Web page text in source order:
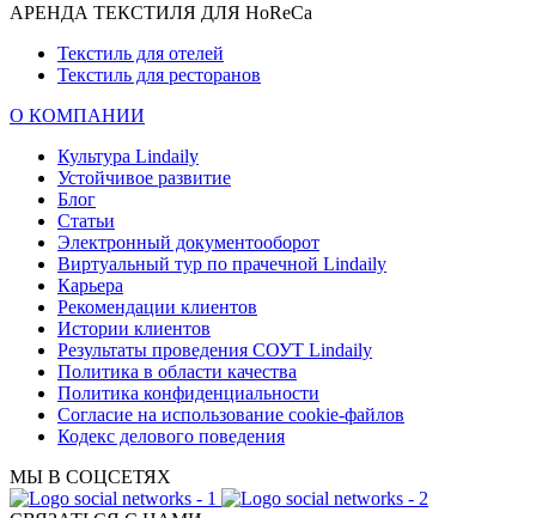
АРЕНДА ТЕКСТИЛЯ ДЛЯ HoReCa
Текстиль для отелей
Текстиль для ресторанов
О КОМПАНИИ
Культура Lindaily
Устойчивое развитие
Блог
Статьи
Электронный документооборот
Виртуальный тур по прачечной Lindaily
Карьера
Рекомендации клиентов
Истории клиентов
Результаты проведения СОУТ Lindaily
Политика в области качества
Политика конфиденциальности
Согласие на использование cookie-файлов
Кодекс делового поведения
МЫ В СОЦСЕТЯХ